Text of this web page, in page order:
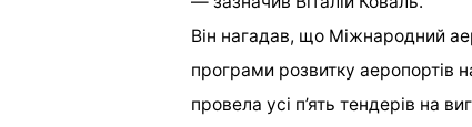
Він нагадав, що Міжнародний
програми розвитку аеропортів
провела усі п’ять тендерів на